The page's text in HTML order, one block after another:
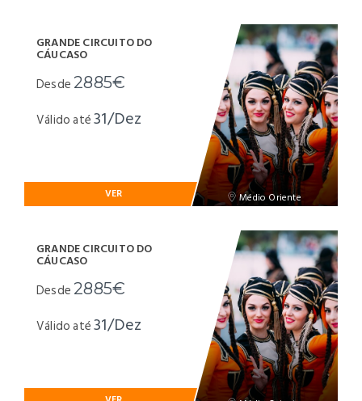
Médio Oriente
GRANDE CIRCUITO DO
CÁUCASO
Desde 2885€
Válido até31/Dez
VER
GRANDE CIRCUITO DO
CÁUCASO
Desde 2885€
Válido até31/Dez